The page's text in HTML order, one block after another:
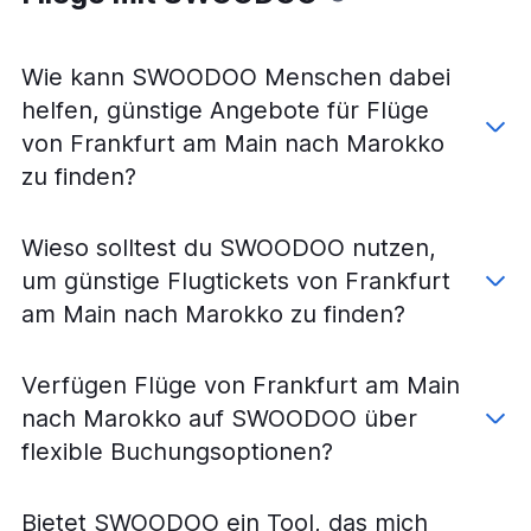
Wie kann SWOODOO Menschen dabei
helfen, günstige Angebote für Flüge
von Frankfurt am Main nach Marokko
zu finden?
Wieso solltest du SWOODOO nutzen,
um günstige Flugtickets von Frankfurt
am Main nach Marokko zu finden?
Verfügen Flüge von Frankfurt am Main
nach Marokko auf SWOODOO über
flexible Buchungsoptionen?
Bietet SWOODOO ein Tool, das mich